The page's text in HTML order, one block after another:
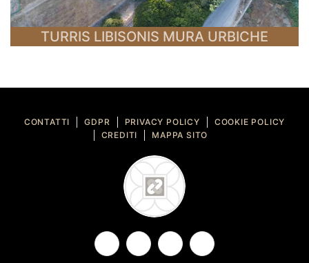
TURRIS LIBISONIS MURA URBICHE
CONTATTI GDPR PRIVACY POLICY
COOKIE POLICY
CREDITI
MAPPA SITO